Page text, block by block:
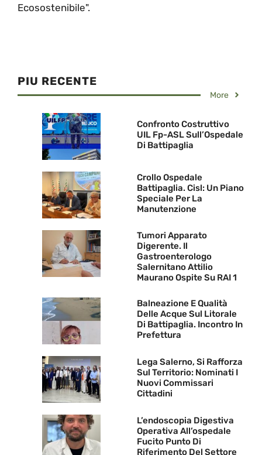
Ecosostenibile".
PIU RECENTE
More
Confronto Costruttivo
UIL Fp-ASL Sull’Ospedale
Di Battipaglia
Crollo Ospedale
Battipaglia. Cisl: Un Piano
Speciale Per La
Manutenzione
Tumori Apparato
Digerente. Il
Gastroenterologo
Salernitano Attilio
Maurano Ospite Su RAI 1
Balneazione E Qualità
Delle Acque Sul Litorale
Di Battipaglia. Incontro In
Prefettura
Lega Salerno, Si Rafforza
Sul Territorio: Nominati I
Nuovi Commissari
Cittadini
L’endoscopia Digestiva
Operativa All’ospedale
Fucito Punto Di
Riferimento Del Settore